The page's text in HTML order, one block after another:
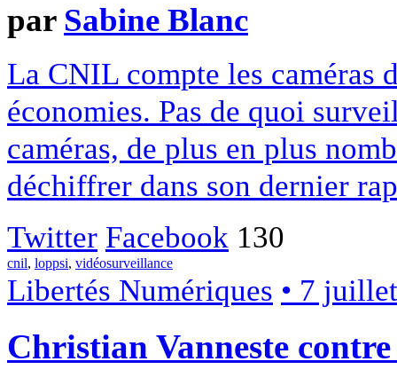
par Sabine Blanc
La CNIL compte les caméras
économies. Pas de quoi
caméras, de plus en plus
déchiffrer dans son dernier
Twitter Facebook 130
cnil, loppsi, vidéosurveillance
Libertés Numériques • 7
Christian Vanneste